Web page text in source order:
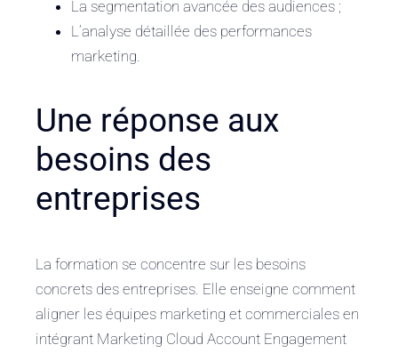
La segmentation avancée des audiences ;
L’analyse détaillée des performances
marketing.
Une réponse aux
besoins des
entreprises
La formation se concentre sur les besoins
concrets des entreprises. Elle enseigne comment
aligner les équipes marketing et commerciales en
intégrant Marketing Cloud Account Engagement